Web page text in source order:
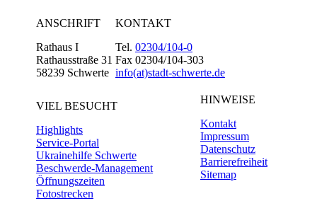
ANSCHRIFT
Rathaus I
Rathausstraße 31
58239 Schwerte
KONTAKT
Tel. 02304/104-0
Fax 02304/104-303
info(at)stadt-schwerte.de
VIEL BESUCHT
Highlights
Service-Portal
Ukrainehilfe Schwerte
Beschwerde-Management
Öffnungszeiten
Fotostrecken
HINWEISE
Kontakt
Impressum
Datenschutz
Barrierefreiheit
Sitemap